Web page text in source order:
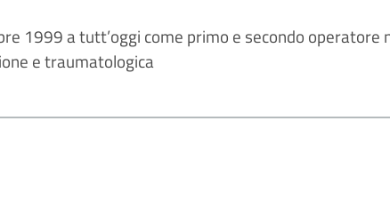
1999 a tutt’oggi come primo e secondo operatore
e traumatologica